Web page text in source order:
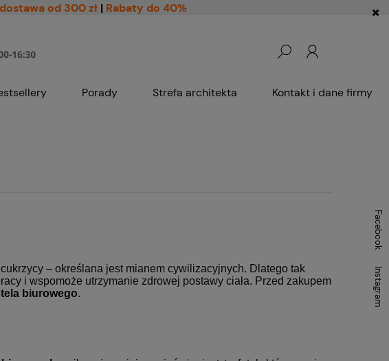
od 300 zł | Rabaty do 40%
Porady Strefa architekta Kontakt i dane firmy
– określana jest mianem cywilizacyjnych. Dlatego tak
i wspomoże utrzymanie zdrowej postawy ciała. Przed zakupem
biurowego.
Facebook
Instagram